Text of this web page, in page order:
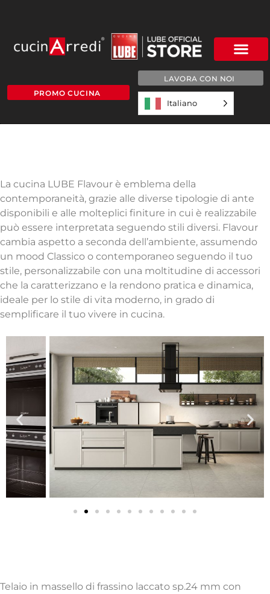
PROMO CUCINA
LAVORA CON NOI
Italiano
La cucina LUBE Flavour è emblema della
contemporaneità, grazie alle diverse tipologie di ante
disponibili e alle molteplici finiture in cui è realizzabile
può essere interpretata seguendo stili diversi. Flavour
cambia aspetto a seconda dell’ambiente, assumendo
un mood Classico o contemporaneo seguendo il tuo
stile, personalizzabile con una moltitudine di accessori
che la caratterizzano e la rendono pratica e dinamica,
ideale per lo stile di vita moderno, in grado di
semplificare il tuo vivere in cucina.
Telaio in massello di frassino laccato sp.24 mm con